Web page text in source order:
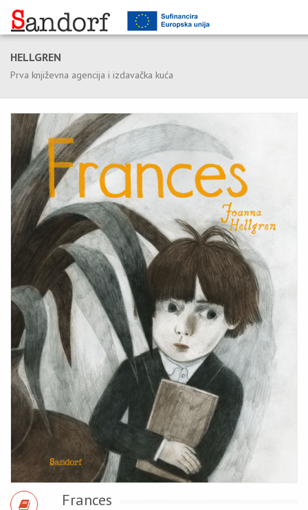
HELLGREN
Prva književna agencija i izdavačka kuća
Frances